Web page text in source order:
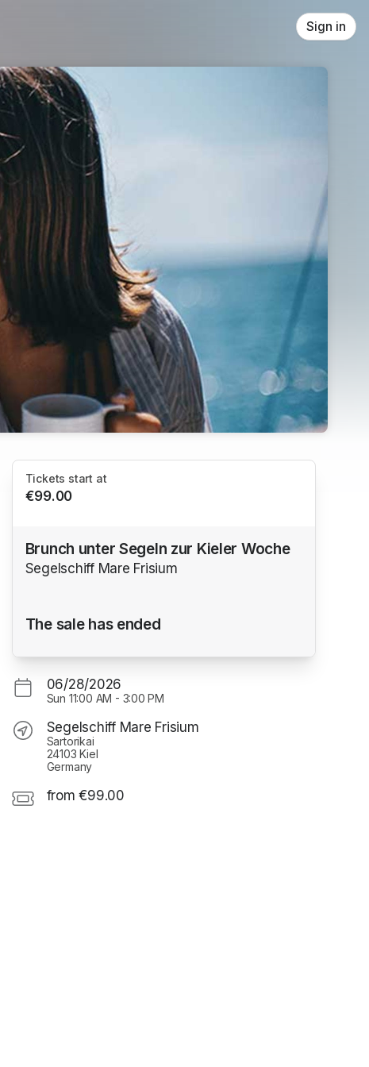
Sign in
Tickets start at
€99.00
Brunch unter Segeln zur Kieler Woche
Segelschiff Mare Frisium
The sale has ended
06/28/2026
Sun 11:00 AM - 3:00 PM
Segelschiff Mare Frisium
Sartorikai
24103 Kiel
Germany
from €99.00